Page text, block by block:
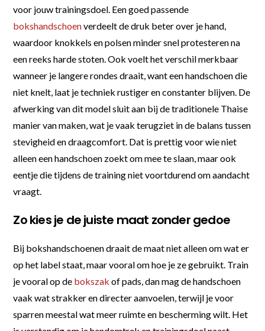
voor jouw trainingsdoel. Een goed passende
bokshandschoenverdeelt de druk beter over je hand,
waardoor knokkels en polsen minder snel protesteren na
een reeks harde stoten. Ook voelt het verschil merkbaar
wanneer je langere rondes draait, want een handschoen die
niet knelt, laat je techniek rustiger en constanter blijven. De
afwerking van dit model sluit aan bij de traditionele Thaise
manier van maken, wat je vaak terugziet in de balans tussen
stevigheid en draagcomfort. Dat is prettig voor wie niet
alleen een handschoen zoekt om mee te slaan, maar ook
eentje die tijdens de training niet voortdurend om aandacht
vraagt.
Zo kies je de juiste maat zonder gedoe
Bij bokshandschoenen draait de maat niet alleen om wat er
op het label staat, maar vooral om hoe je ze gebruikt. Train
je vooral op de bokszak of pads, dan mag de handschoen
vaak wat strakker en directer aanvoelen, terwijl je voor
sparren meestal wat meer ruimte en bescherming wilt. Het